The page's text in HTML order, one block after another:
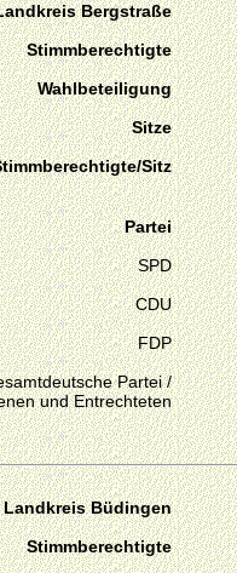
Bergstraße
Stimmberechtigte
Wahlbeteiligung
Sitze
Sitz
Partei
SPD
CDU
FDP
Partei /
und Entrechteten
Landkreis Büdingen
Stimmberechtigte